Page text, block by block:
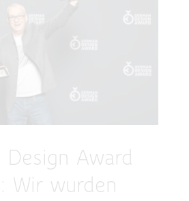
Design Award
Wir wurden